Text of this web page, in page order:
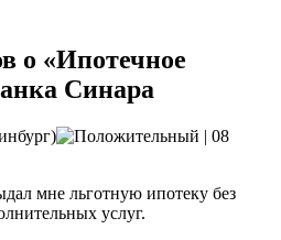
о «Ипотечное
Синара
| 08
мне льготную ипотеку без
услуг.